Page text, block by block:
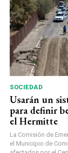
SOCIEDAD
Usarán un
para definir
el Hermitte
La Comisión de
el Municipio de